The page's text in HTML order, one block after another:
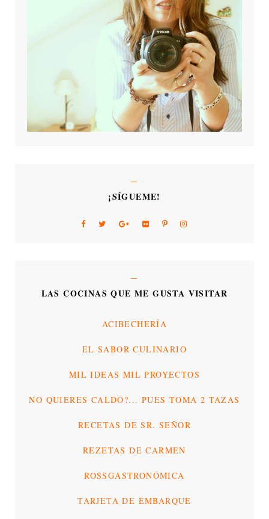
¡SÍGUEME!
LAS COCINAS QUE ME GUSTA VISITAR
ACIBECHERÍA
EL SABOR CULINARIO
MIL IDEAS MIL PROYECTOS
NO QUIERES CALDO?... PUES TOMA 2 TAZAS
RECETAS DE SR. SEÑOR
REZETAS DE CARMEN
ROSSGASTRONÓMICA
TARJETA DE EMBARQUE